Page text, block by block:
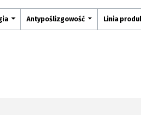
Antypoślizgowość Linia
Pliki do
Strefa